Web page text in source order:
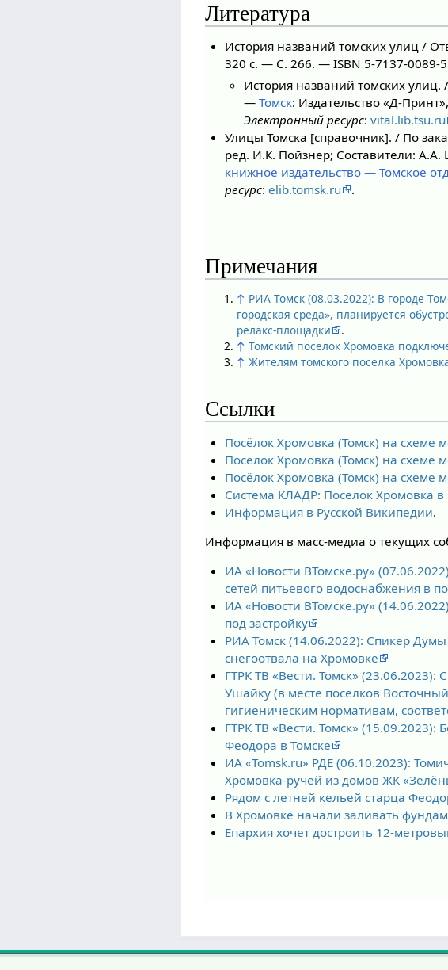
Литература
История названий томских улиц /
320 с. — С. 266. — ISBN 5-7137-0089-
История названий томских
— Томск: Издательство «Д-
Электронный ресурс: vital.lib.tsu.ru
Улицы Томска [справочник]. / По
ред. И.К. Пойзнер; Составители:
книжное издательство — Томское
ресурс: elib.tomsk.ru .
Примечания
↑ РИА Томск (08.03.2022): В городе
городская среда», планируется
релакс-площадки
.
↑ Томский поселок Хромовка
↑ Жителям томского поселка
Ссылки
Посёлок Хромовка (Томск) на схеме
Посёлок Хромовка (Томск) на схеме
Посёлок Хромовка (Томск) на схеме
Система КЛАДР: Посёлок Хромовка в
Информация в Русской Википедии.
Информация в масс-медиа о текущих
ИА «Новости ВТомске.ру»
сетей питьевого водоснабжения в
ИА «Новости ВТомске.ру»
под застройку
РИА Томск (14.06.2022): Спикер Думы
снегоотвала на Хромовке
ГТРК ТВ «Вести. Томск»
Ушайку (в месте посёлков
гигиеническим нормативам,
ГТРК ТВ «Вести. Томск»
Феодора в Томске
ИА «Tomsk.ru» РДЕ (06.10.2023):
Хромовка-ручей из домов ЖК
Рядом с летней кельей старца
В Хромовке начали заливать
Епархия хочет достроить 12-